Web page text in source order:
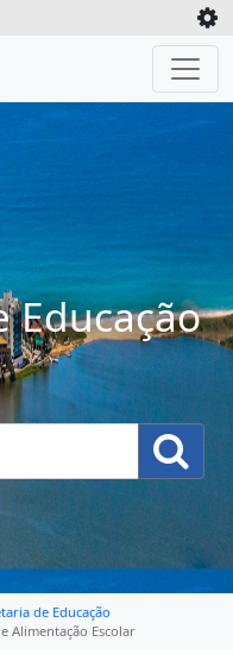
Educação
de Educação
Alimentação Escolar